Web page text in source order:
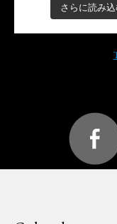
さらに読み込